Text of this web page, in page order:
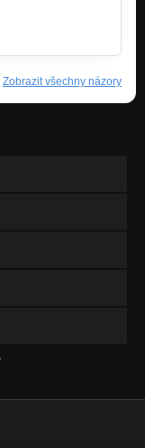
Zobrazit všechny názory